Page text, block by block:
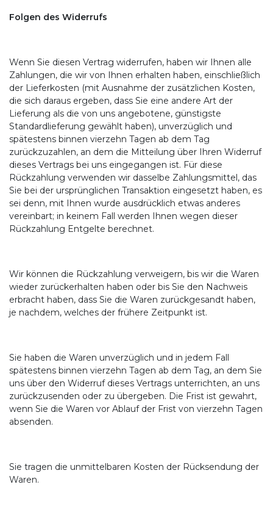
Folgen des Widerrufs
Wenn Sie diesen Vertrag widerrufen, haben wir Ihnen alle
Zahlungen, die wir von Ihnen erhalten haben, einschließlich
der Lieferkosten (mit Ausnahme der zusätzlichen Kosten,
die sich daraus ergeben, dass Sie eine andere Art der
Lieferung als die von uns angebotene, günstigste
Standardlieferung gewählt haben), unverzüglich und
spätestens binnen vierzehn Tagen ab dem Tag
zurückzuzahlen, an dem die Mitteilung über Ihren Widerruf
dieses Vertrags bei uns eingegangen ist. Für diese
Rückzahlung verwenden wir dasselbe Zahlungsmittel, das
Sie bei der ursprünglichen Transaktion eingesetzt haben, es
sei denn, mit Ihnen wurde ausdrücklich etwas anderes
vereinbart; in keinem Fall werden Ihnen wegen dieser
Rückzahlung Entgelte berechnet.
Wir können die Rückzahlung verweigern, bis wir die Waren
wieder zurückerhalten haben oder bis Sie den Nachweis
erbracht haben, dass Sie die Waren zurückgesandt haben,
je nachdem, welches der frühere Zeitpunkt ist.
Sie haben die Waren unverzüglich und in jedem Fall
spätestens binnen vierzehn Tagen ab dem Tag, an dem Sie
uns über den Widerruf dieses Vertrags unterrichten, an uns
zurückzusenden oder zu übergeben. Die Frist ist gewahrt,
wenn Sie die Waren vor Ablauf der Frist von vierzehn Tagen
absenden.
Sie tragen die unmittelbaren Kosten der Rücksendung der
Waren.